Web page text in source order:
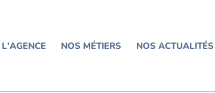
L'AGENCE NOS MÉTIERS NOS ACTUALITÉS